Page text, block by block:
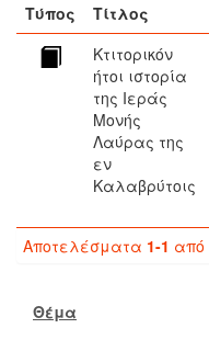
Τύπος
Τίτλος
Κτιτορικόν
ήτοι ιστορία
της Ιεράς
Μονής
Λαύρας της
εν
Καλαβρύτοις
Αποτελέσματα 1-1 από
Θέμα